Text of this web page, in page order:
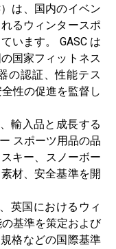
は、国内のイベン
るウィンタースポ
います。 GASC は
国家フィットネス
の認証、性能テス
性の促進を監督し
輸入品と成長する
スポーツ用品の品
キー、スノーボー
材、安全基準を開
英国におけるウィ
基準を策定および
格などの国際基準